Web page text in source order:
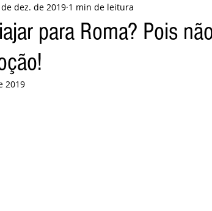
2024 Política
para Roma? Pois
dez. de 2019 1 min de leitura
2019